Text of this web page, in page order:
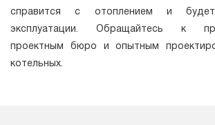
справится с отоплением и
эксплуатации. Обращайтесь к
проектным бюро и опытным
котельных.